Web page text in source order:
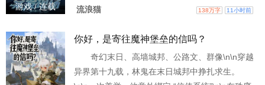
游戏 / 连载
行舟，获得直播挑战系统，完成榜一大哥的指定
经济奖励。 \n本以为会就此发家致富，迎娶白富
怎么走到哪里都能遇见凶案！ \n徒手攀岩，进悬
崖山洞，遇见人民碎片。\n洞穴潜水，进入水下溶
流浪猫 138万字 11小时前
你好，是寄往魔神堡垒的信吗？
奇幻末日、高墙城邦、公路文、群像\n\n穿越
异界第十九载，林鬼在末日城邦中挣扎求生。